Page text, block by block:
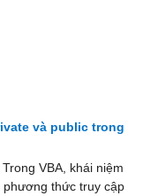
và public trong
VBA, khái niệm
phương thức truy cập